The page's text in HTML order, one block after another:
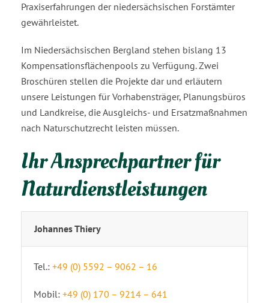
Praxiserfahrungen der niedersächsischen Forstämter
gewährleistet.
Im Niedersächsischen Bergland stehen bislang 13
Kompensationsflächenpools zu Verfügung. Zwei
Broschüren stellen die Projekte dar und erläutern
unsere Leistungen für Vorhabensträger, Planungsbüros
und Landkreise, die Ausgleichs- und Ersatzmaßnahmen
nach Naturschutzrecht leisten müssen.
Ihr Ansprechpartner für
Naturdienstleistungen
Johannes Thiery
Tel.: +49 (0) 5592 – 9062 – 16
Mobil: +49 (0) 170 – 9214 – 641